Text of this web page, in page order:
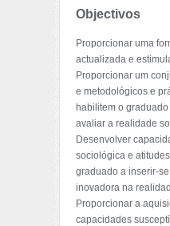
Objectivos
Proporcionar uma
actualizada e
Proporcionar um
e metodológicos e
habilitem o
avaliar a realidade
Desenvolver
sociológica e
graduado a inserir-
inovadora na
Proporcionar a
capacidades